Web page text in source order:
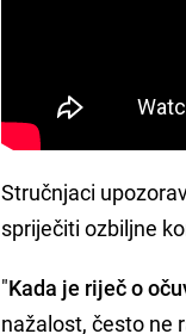
Stručnjaci
spriječiti ozbiljne
"Kada je riječ o
nažalost, često ne